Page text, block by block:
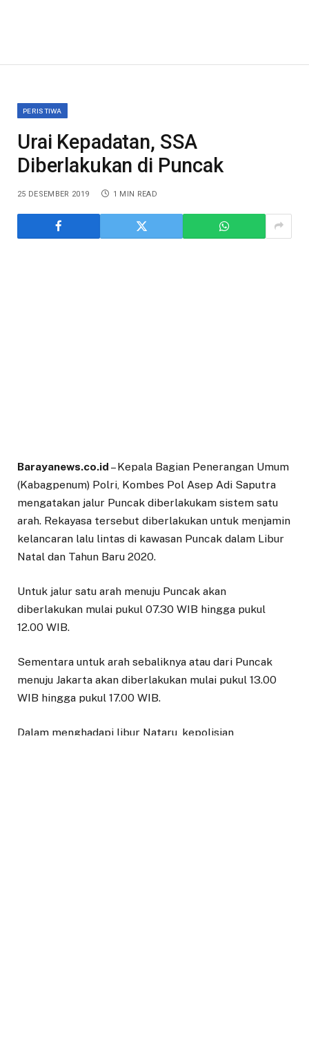
PERISTIWA
Urai Kepadatan, SSA
Diberlakukan di Puncak
25 DESEMBER 2019 1 MIN READ
Barayanews.co.id – Kepala Bagian Penerangan Umum
(Kabagpenum) Polri, Kombes Pol Asep Adi Saputra
mengatakan jalur Puncak diberlakukam sistem satu
arah. Rekayasa tersebut diberlakukan untuk menjamin
kelancaran lalu lintas di kawasan Puncak dalam Libur
Natal dan Tahun Baru 2020.
Untuk jalur satu arah menuju Puncak akan
diberlakukan mulai pukul 07.30 WIB hingga pukul
12.00 WIB.
Sementara untuk arah sebaliknya atau dari Puncak
menuju Jakarta akan diberlakukan mulai pukul 13.00
WIB hingga pukul 17.00 WIB.
Dalam menghadapi libur Nataru, kepolisian